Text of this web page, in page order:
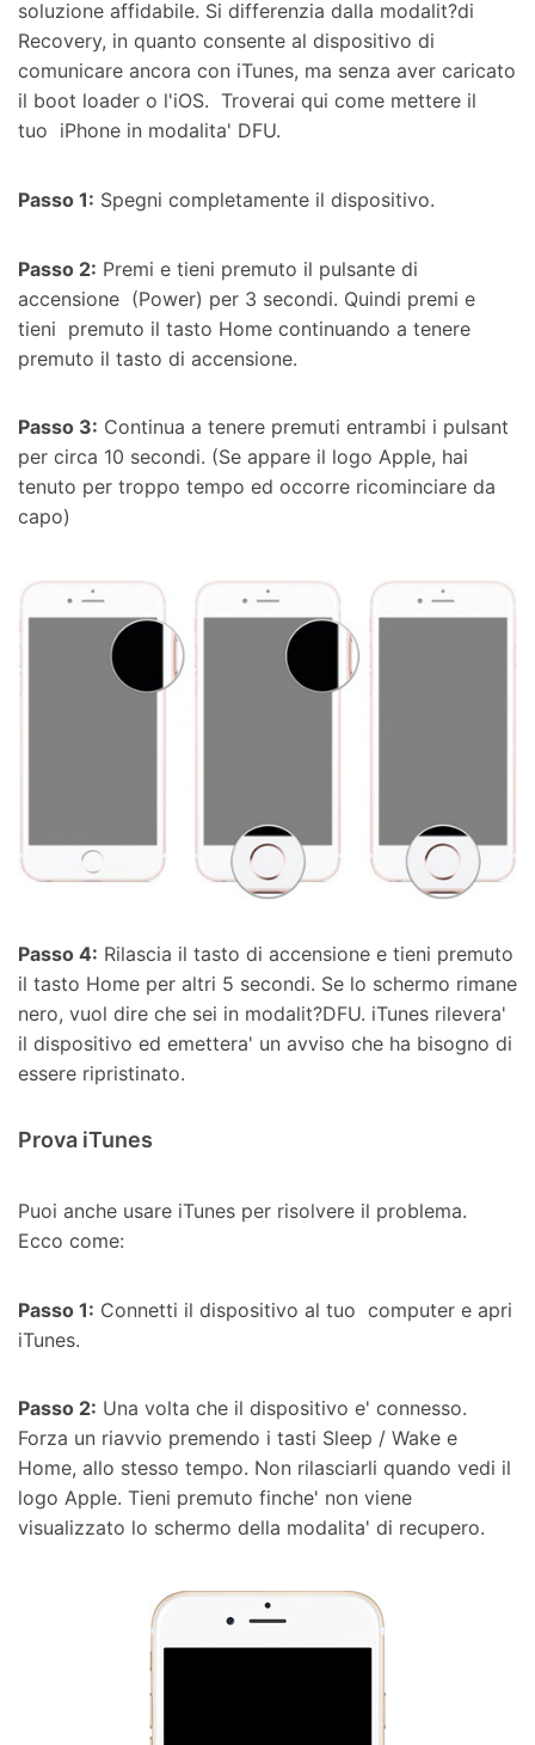
soluzione affidabile. Si differenzia dalla modalit?di
Recovery, in quanto consente al dispositivo di
comunicare ancora con iTunes, ma senza aver caricato
il boot loader o l'iOS. Troverai qui come mettere il
tuo iPhone in modalita' DFU.
Passo 1: Spegni completamente il dispositivo.
Passo 2: Premi e tieni premuto il pulsante di
accensione (Power) per 3 secondi. Quindi premi e
tieni premuto il tasto Home continuando a tenere
premuto il tasto di accensione.
Passo 3: Continua a tenere premuti entrambi i pulsant
per circa 10 secondi. (Se appare il logo Apple, hai
tenuto per troppo tempo ed occorre ricominciare da
capo)
Passo 4: Rilascia il tasto di accensione e tieni premuto
il tasto Home per altri 5 secondi. Se lo schermo rimane
nero, vuol dire che sei in modalit?DFU. iTunes rilevera'
il dispositivo ed emettera' un avviso che ha bisogno di
essere ripristinato.
Prova iTunes
Puoi anche usare iTunes per risolvere il problema.
Ecco come:
Passo 1: Connetti il dispositivo al tuo computer e apri
iTunes.
Passo 2: Una volta che il dispositivo e' connesso.
Forza un riavvio premendo i tasti Sleep / Wake e
Home, allo stesso tempo. Non rilasciarli quando vedi il
logo Apple. Tieni premuto finche' non viene
visualizzato lo schermo della modalita' di recupero.